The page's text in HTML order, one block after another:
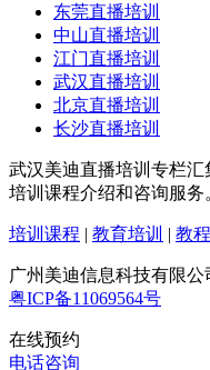
东莞直播培训
中山直播培训
江门直播培训
武汉直播培训
北京直播培训
长沙直播培训
武汉美迪直播培训专栏
培训课程介绍和咨询服务
培训课程 | 教育培训 | 教
广州美迪信息科技有限公
粤ICP备11069564号
在线预约
电话咨询